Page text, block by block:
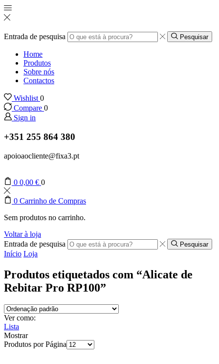
Entrada de pesquisa Pesquisar
Home
Produtos
Sobre nós
Contactos
Wishlist 0
Compare 0
Sign in
+351 255 864 380
apoioaocliente@fixa3.pt
0 0,00 € 0
0 Carrinho de Compras
Sem produtos no carrinho.
Voltar à loja
Entrada de pesquisa
Pesquisar
Início Loja
Produtos etiquetados com “Alicate de
Rebitar Pro RP100”
Ver como:
Lista
Mostrar
Produtos por Página